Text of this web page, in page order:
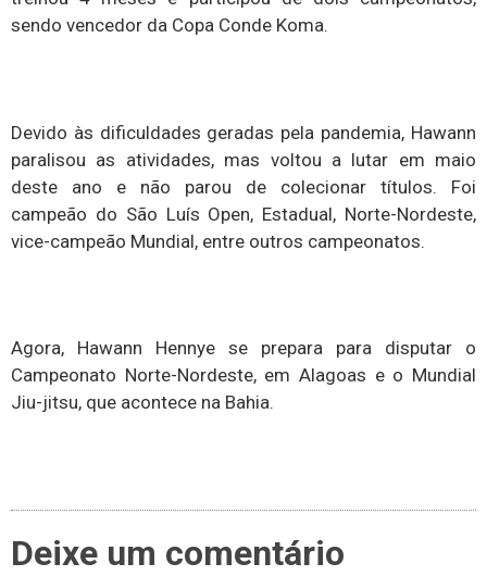
sendo vencedor da Copa Conde Koma.
Devido às dificuldades geradas pela pandemia, Hawann
paralisou as atividades, mas voltou a lutar em maio
deste ano e não parou de colecionar títulos. Foi
campeão do São Luís Open, Estadual, Norte-Nordeste,
vice-campeão Mundial, entre outros campeonatos.
Agora, Hawann Hennye se prepara para disputar o
Campeonato Norte-Nordeste, em Alagoas e o Mundial
Jiu-jitsu, que acontece na Bahia.
Deixe um comentário